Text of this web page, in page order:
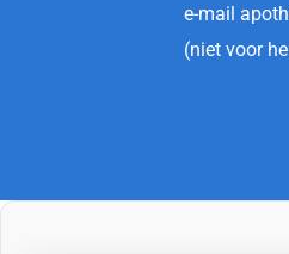
e-mail
(niet voor